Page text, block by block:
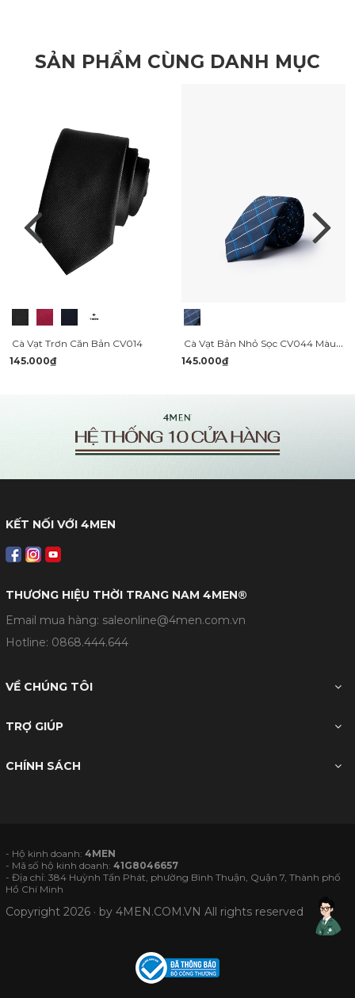
SẢN PHẨM CÙNG DANH MỤC
Cà Vạt Trơn Căn Bản CV014
145.000₫
Cà Vạt Bản Nhỏ Sọc CV044 Màu Xanh Đen
145.000₫
KẾT NỐI VỚI 4MEN
THƯƠNG HIỆU THỜI TRANG NAM 4MEN®
Email mua hàng: saleonline@4men.com.vn
Hotline: 0868.444.644
VỀ CHÚNG TÔI
TRỢ GIÚP
CHÍNH SÁCH
- Hộ kinh doanh:4MEN
- Mã số hộ kinh doanh:41G8046657
- Địa chỉ: 384 Huỳnh Tấn Phát, phường Bình Thuận, Quận 7, Thành phố
Hồ Chí Minh
Copyright 2026 · by4MEN.COM.VN All rights reserved